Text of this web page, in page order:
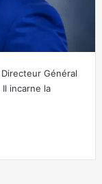
Général
incarne la